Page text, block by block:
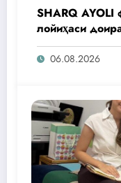
SHARQ AYOLI
лойиҳаси
операциялари
06.08.2026